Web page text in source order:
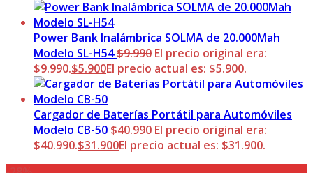
Power Bank Inalámbrica SOLMA de 20.000Mah
Modelo SL-H54$9.990 El precio original era:
$9.990.$5.900El precio actual es: $5.900.
Cargador de Baterías Portátil para Automóviles
Modelo CB-50$40.990 El precio original era:
$40.990.$31.900El precio actual es: $31.900.